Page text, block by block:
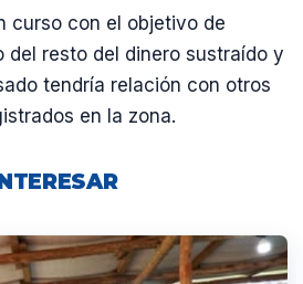
curso con el objetivo de
del resto del dinero sustraído y
tendría relación con otros
en la zona.